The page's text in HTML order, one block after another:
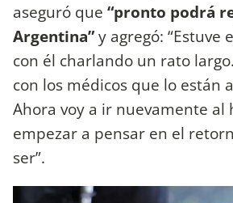
aseguró que “pronto podrá
Argentina”y agregó: “Estuve
con él charlando un rato
con los médicos que lo están
Ahora voy a ir nuevamente al
empezar a pensar en el
ser”.